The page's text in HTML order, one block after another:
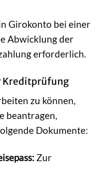
Girokonto bei einer
Abwicklung der
erforderlich.
Kreditprüfung
zu können,
beantragen,
Dokumente:
Zur